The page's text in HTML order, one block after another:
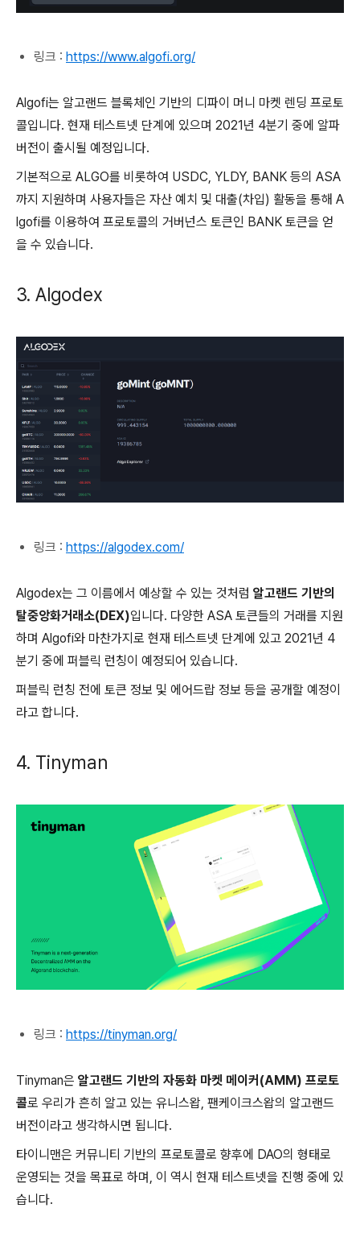
링크 : https://www.algofi.org/
Algofi는 알고랜드 블록체인 기반의 디파이 머니 마켓 렌딩 프로토
콜입니다. 현재 테스트넷 단계에 있으며 2021년 4분기 중에 알파
버전이 출시될 예정입니다.
기본적으로 ALGO를 비롯하여 USDC, YLDY, BANK 등의 ASA
까지 지원하며 사용자들은 자산 예치 및 대출(차입) 활동을 통해 A
lgofi를 이용하여 프로토콜의 거버넌스 토큰인 BANK 토큰을 얻
을 수 있습니다.
3. Algodex
링크 : https://algodex.com/
Algodex는 그 이름에서 예상할 수 있는 것처럼 알고랜드 기반의
탈중앙화거래소(DEX)입니다. 다양한 ASA 토큰들의 거래를 지원
하며 Algofi와 마찬가지로 현재 테스트넷 단계에 있고 2021년 4
분기 중에 퍼블릭 런칭이 예정되어 있습니다.
퍼블릭 런칭 전에 토큰 정보 및 에어드랍 정보 등을 공개할 예정이
라고 합니다.
4. Tinyman
링크 : https://tinyman.org/
Tinyman은 알고랜드 기반의 자동화 마켓 메이커(AMM) 프로토
콜로 우리가 흔히 알고 있는 유니스왑, 팬케이크스왑의 알고랜드
버전이라고 생각하시면 됩니다.
타이니맨은 커뮤니티 기반의 프로토콜로 향후에 DAO의 형태로
운영되는 것을 목표로 하며, 이 역시 현재 테스트넷을 진행 중에 있
습니다.